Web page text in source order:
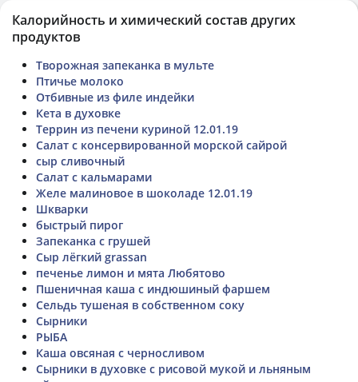
Калорийность и химический состав других
продуктов
Творожная запеканка в мульте
Птичье молоко
Отбивные из филе индейки
Кета в духовке
Террин из печени куриной 12.01.19
Салат с консервированной морской сайрой
сыр сливочный
Салат с кальмарами
Желе малиновое в шоколаде 12.01.19
Шкварки
быстрый пирог
Запеканка с грушей
Сыр лёгкий grassan
печенье лимон и мята Любятово
Пшеничная каша с индюшиный фаршем
Сельдь тушеная в собственном соку
Сырники
РЫБА
Каша овсяная с черносливом
Сырники в духовке с рисовой мукой и льняным